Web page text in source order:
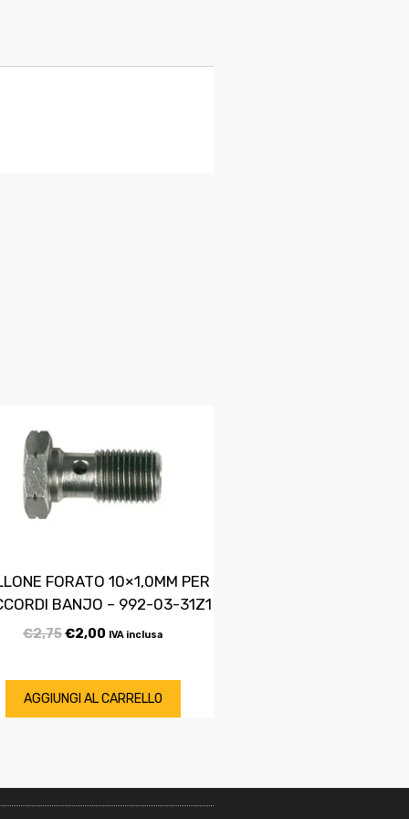
FORATO 10×1,0MM PER
BANJO – 992-03-31Z1
€2,75€2,00 IVA inclusa
AGGIUNGI AL CARRELLO